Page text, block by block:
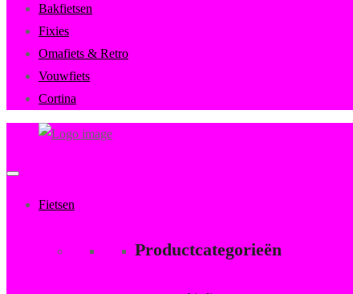
Bakfietsen
Fixies
Omafiets & Retro
Vouwfiets
Cortina
Primary
Fietsen
Productcategorieën